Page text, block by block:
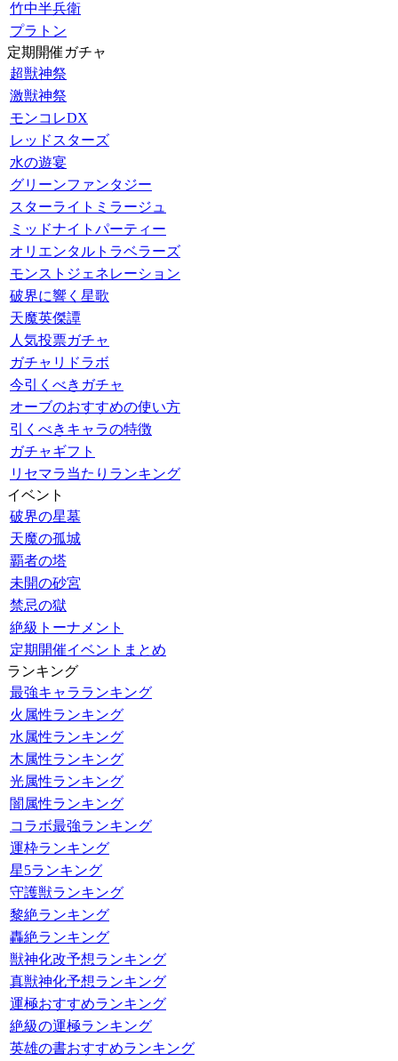
竹中半兵衛
プラトン
定期開催ガチャ
超獣神祭
激獣神祭
モンコレDX
レッドスターズ
水の遊宴
グリーンファンタジー
スターライトミラージュ
ミッドナイトパーティー
オリエンタルトラベラーズ
モンストジェネレーション
破界に響く星歌
天魔英傑譚
人気投票ガチャ
ガチャリドラボ
今引くべきガチャ
オーブのおすすめの使い方
引くべきキャラの特徴
ガチャギフト
リセマラ当たりランキング
イベント
破界の星墓
天魔の孤城
覇者の塔
未開の砂宮
禁忌の獄
絶級トーナメント
定期開催イベントまとめ
ランキング
最強キャラランキング
火属性ランキング
水属性ランキング
木属性ランキング
光属性ランキング
闇属性ランキング
コラボ最強ランキング
運枠ランキング
星5ランキング
守護獣ランキング
黎絶ランキング
轟絶ランキング
獣神化改予想ランキング
真獣神化予想ランキング
運極おすすめランキング
絶級の運極ランキング
英雄の書おすすめランキング